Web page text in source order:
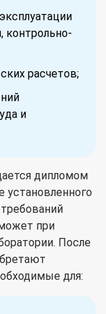
контрольно-
расчетов;
и
дипломом
установленного
при
После
для: